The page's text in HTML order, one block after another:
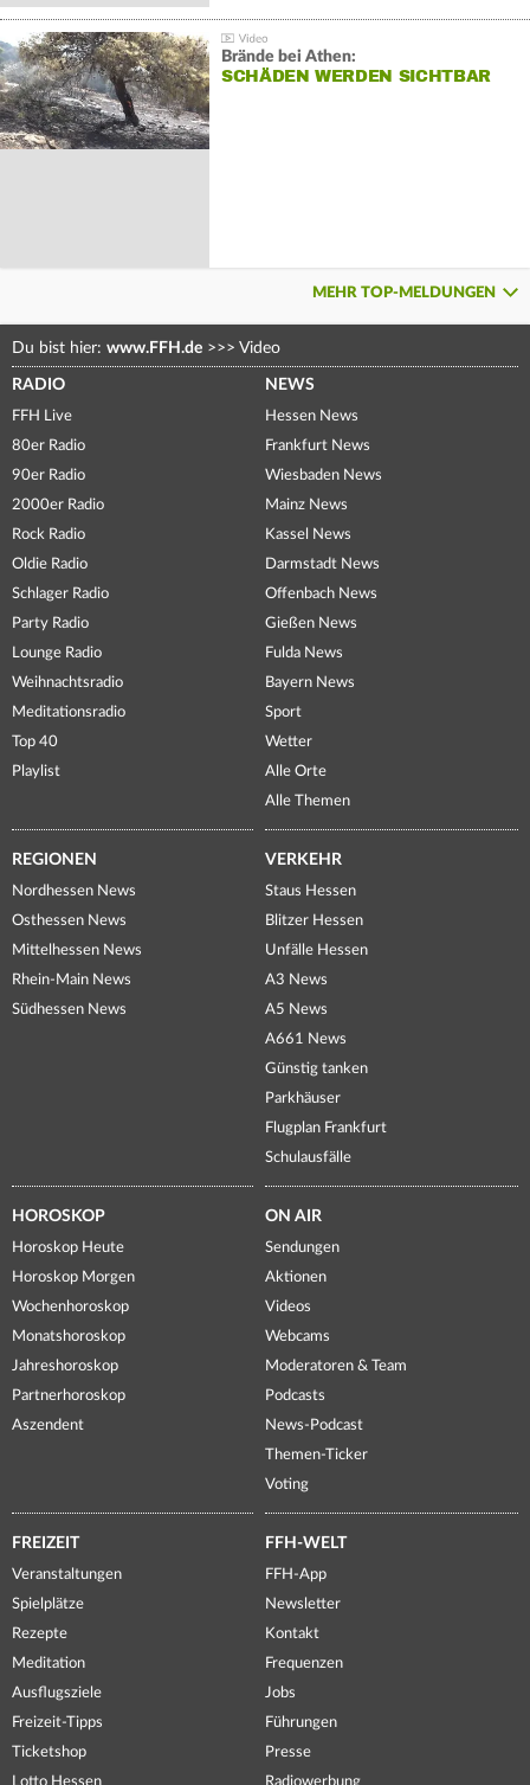
Brände bei Athen:
SCHÄDEN WERDEN SICHTBAR
MEHR TOP-MELDUNGEN
Du bist hier: www.FFH.de >>> Video
RADIO
FFH Live
80er Radio
90er Radio
2000er Radio
Rock Radio
Oldie Radio
Schlager Radio
Party Radio
Lounge Radio
Weihnachtsradio
Meditationsradio
Top 40
Playlist
NEWS
Hessen News
Frankfurt News
Wiesbaden News
Mainz News
Kassel News
Darmstadt News
Offenbach News
Gießen News
Fulda News
Bayern News
Sport
Wetter
Alle Orte
Alle Themen
REGIONEN
Nordhessen News
Osthessen News
Mittelhessen News
Rhein-Main News
Südhessen News
VERKEHR
Staus Hessen
Blitzer Hessen
Unfälle Hessen
A3 News
A5 News
A661 News
Günstig tanken
Parkhäuser
Flugplan Frankfurt
Schulausfälle
HOROSKOP
Horoskop Heute
Horoskop Morgen
Wochenhoroskop
Monatshoroskop
Jahreshoroskop
Partnerhoroskop
Aszendent
ON AIR
Sendungen
Aktionen
Videos
Webcams
Moderatoren & Team
Podcasts
News-Podcast
Themen-Ticker
Voting
FREIZEIT
Veranstaltungen
Spielplätze
Rezepte
Meditation
Ausflugsziele
Freizeit-Tipps
Ticketshop
Lotto Hessen
FFH-WELT
FFH-App
Newsletter
Kontakt
Frequenzen
Jobs
Führungen
Presse
Radiowerbung